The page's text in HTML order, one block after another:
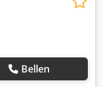
Bellen